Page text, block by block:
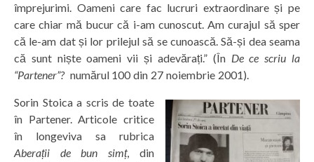
împrejurimi. Oameni care fac lucruri extraordinare și pe
care chiar mă bucur că i-am cunoscut. Am curajul să sper
că le-am dat și lor prilejul să se cunoască. Să-și dea seama
că sunt niște oameni vii și adevărați.” (În De ce scriu la
“Partener”?numărul 100 din 27 noiembrie 2001).
Sorin Stoica a scris de toate
în Partener. Articole critice
în longeviva sa rubrica
Aberații de bun simț, din